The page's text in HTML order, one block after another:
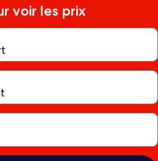
voir les prix